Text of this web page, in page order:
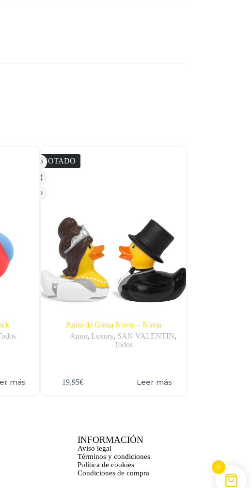
más
AGOTADO
Patito de Goma Novio – Novia
Amor, Luxury, SAN VALENTIN,
Todos
19,95€ Leer más
INFORMACIÓN
Aviso legal
Términos y condiciones
Política de cookies
Condiciones de compra
0